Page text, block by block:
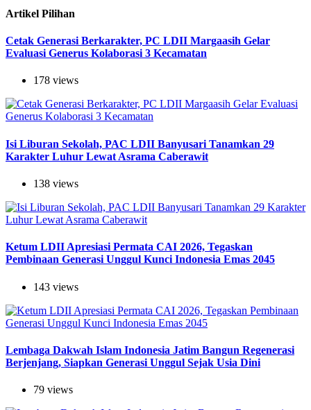
Artikel Pilihan
Cetak Generasi Berkarakter, PC LDII Margaasih Gelar
Evaluasi Generus Kolaborasi 3 Kecamatan
178 views
Isi Liburan Sekolah, PAC LDII Banyusari Tanamkan 29
Karakter Luhur Lewat Asrama Caberawit
138 views
Ketum LDII Apresiasi Permata CAI 2026, Tegaskan
Pembinaan Generasi Unggul Kunci Indonesia Emas 2045
143 views
Lembaga Dakwah Islam Indonesia Jatim Bangun Regenerasi
Berjenjang, Siapkan Generasi Unggul Sejak Usia Dini
79 views